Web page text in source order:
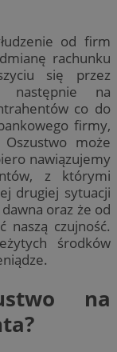
od firm
rachunku
się przez
na
co do
firmy,
może
nawiązujemy
z którymi
drugiej sytuacji
oraz że od
naszą czujność.
środków
na